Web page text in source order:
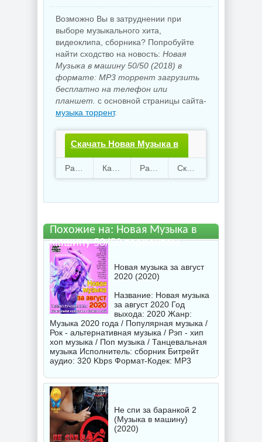
Возможно Вы в затруднении при
выборе музыкального хита,
видеоклипа, сборника? Попробуйте
найти сходство на новость: Новая
Музыка в машину 50/50 (2018) в
формате: MP3 торрент загрузить
бесплатно на телефон или
планшет. с основной страницы сайта-
музыка торрент.
Скачать Новая Музыка в
машину 50/50.torrent
52 45 879.83 Mb
Похожие на: Новая Музыка в
машину 50/50 торрентом
Новая музыка за август
2020 (2020)
Название: Новая музыка
за август 2020 Год
выхода: 2020 Жанр:
Музыка 2020 года / Популярная музыка /
Рок - альтернативная музыка / Рэп - хип
хоп музыка / Поп музыка / Танцевальная
музыка Исполнитель: сборник Битрейт
аудио: 320 Kbps Формат-Кодек: MP3
Не спи за баранкой 2
(Музыка в машину)
(2020)